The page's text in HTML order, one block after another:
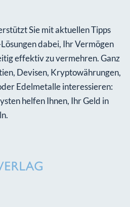
Sie mit aktuellen Tipps
dabei, Ihr Vermögen
effektiv zu vermehren. Ganz
Devisen, Kryptowährungen,
Edelmetalle interessieren:
helfen Ihnen, Ihr Geld in